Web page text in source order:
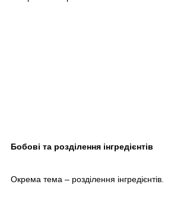
Бобові та розділення інгредієнтів
Окрема тема – розділення інгредієнтів.